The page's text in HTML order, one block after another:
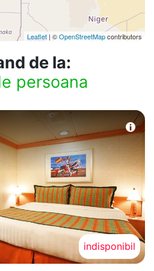
Leaflet | ©OpenStreetMapcontributors
de la:
persoana
indisponibil